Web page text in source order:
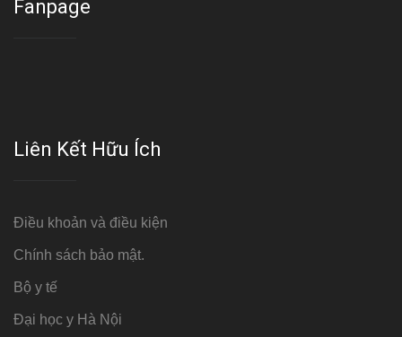
Fanpage
Liên Kết Hữu Ích
Điều khoản và điều kiện
Chính sách bảo mật.
Bộ y tế
Đại học y Hà Nội